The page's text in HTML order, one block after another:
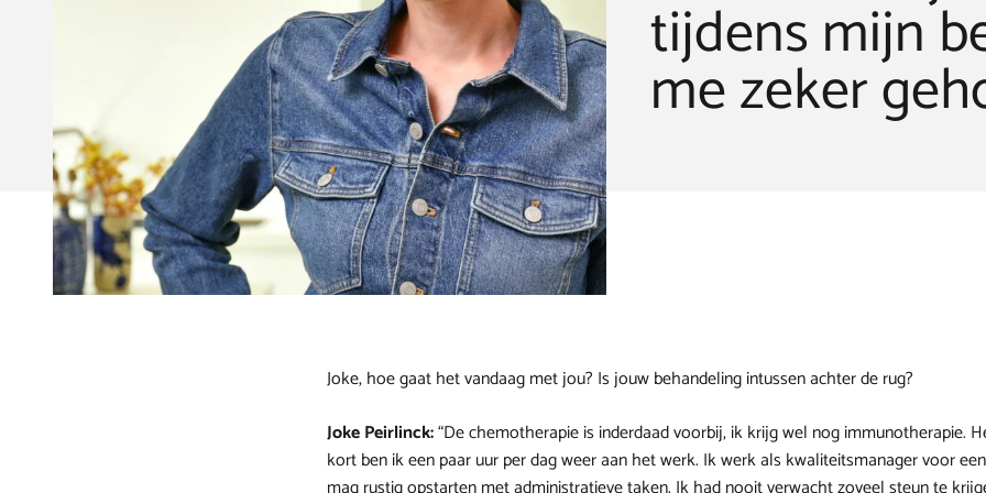
tijdens mijn
me zeker
Joke, hoe gaat het vandaag met jou? Is jouw behandeling intussen achter de rug?
Joke Peirlinck:“De chemotherapie is inderdaad voorbij, ik krijg wel nog immunotherapie.
kort ben ik een paar uur per dag weer aan het werk. Ik werk als kwaliteitsmanager voor